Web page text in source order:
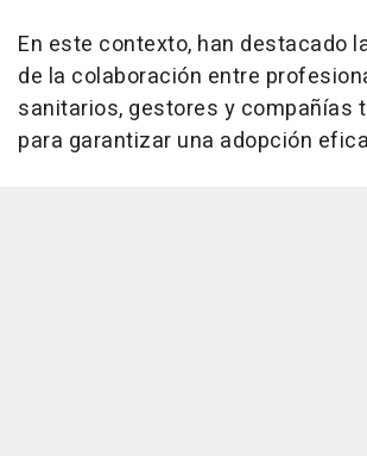
En este contexto, han destacado
de la colaboración entre
sanitarios, gestores y compañías
para garantizar una adopción